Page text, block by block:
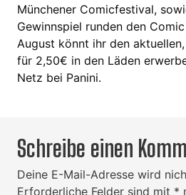
Münchener Comicfestival,
Gewinnspiel runden den
August könnt ihr den
für 2,50€ in den Läden
Netz bei Panini.
Schreibe einen
Deine E-Mail-Adresse wird
Erforderliche Felder sind mit *